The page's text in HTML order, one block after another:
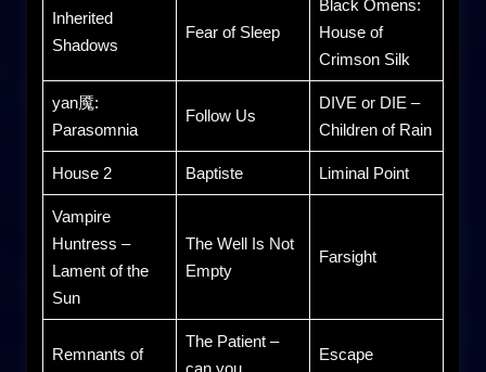
Inherited
Shadows
Fear of Sleep
Black Omens:
House of
Crimson Silk
yan魇:
Parasomnia
Follow Us
DIVE or DIE –
Children of Rain
House 2 Baptiste Liminal Point
Vampire
Huntress –
Lament of the
Sun
The Well Is Not
Empty
Farsight
Remnants of
The Patient –
can you
Escape